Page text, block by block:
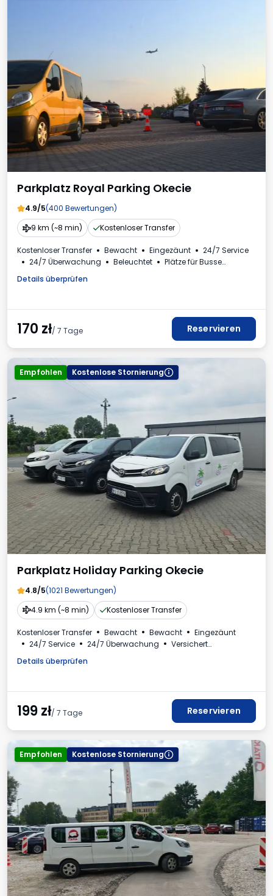
Parkplatz Royal Parking Okecie
4.9/5(400 Bewertungen)
9 km (~8 min)
Kostenloser Transfer
Kostenloser Transfer Bewacht Eingezäunt
24/7 Service
24/7 Überwachung
Beleuchtet
Plätze für Busse
Mehrwertsteuerrechnung
Details überprüfen
170 zł/ 7 Tage Reservieren
Empfohlen Kostenlose Stornierung
Parkplatz Holiday Parking Okecie
4.8/5(1021 Bewertungen)
4.9 km (~8 min)
Kostenloser Transfer
Kostenloser Transfer Bewacht Bewacht
Eingezäunt
24/7 Service
24/7 Überwachung
Versichert
Getränke erhältlich
Details überprüfen
199zł/ 7 Tage Reservieren
Empfohlen Kostenlose Stornierung